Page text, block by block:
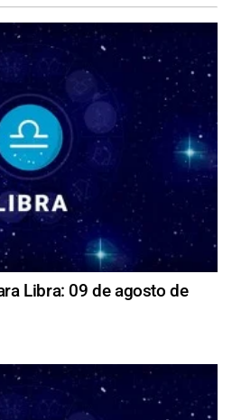
Libra: 09 de agosto de